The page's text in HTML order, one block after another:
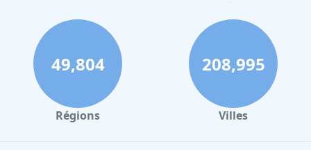
49,804
Régions
208,995
Villes